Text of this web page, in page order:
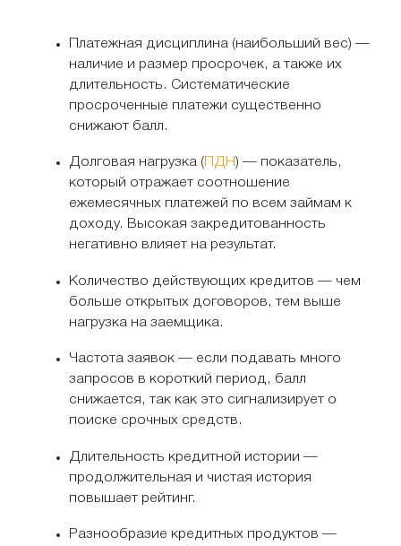
Платежная дисциплина (наибольший вес) —
наличие и размер просрочек, а также их
длительность. Систематические
просроченные платежи существенно
снижают балл.
Долговая нагрузка ( ПДН ) — показатель,
который отражает соотношение
ежемесячных платежей по всем займам к
доходу. Высокая закредитованность
негативно влияет на результат.
Количество действующих кредитов — чем
больше открытых договоров, тем выше
нагрузка на заемщика.
Частота заявок — если подавать много
запросов в короткий период, балл
снижается, так как это сигнализирует о
поиске срочных средств.
Длительность кредитной истории —
продолжительная и чистая история
повышает рейтинг.
Разнообразие кредитных продуктов —